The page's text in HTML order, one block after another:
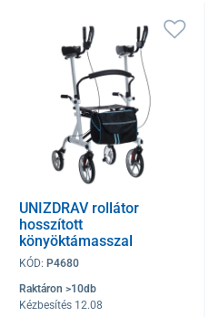
UNIZDRAV rollátor
hosszított
könyöktámasszal
KÓD: P4680
Raktáron >10db
Kézbesítés 12.08